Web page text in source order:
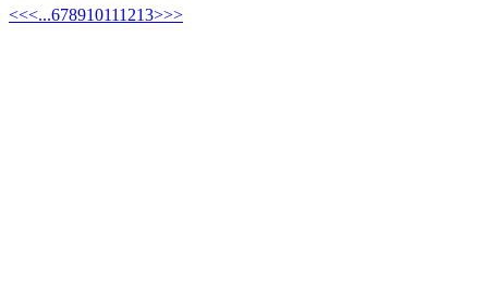
<<<...678910111213>>>